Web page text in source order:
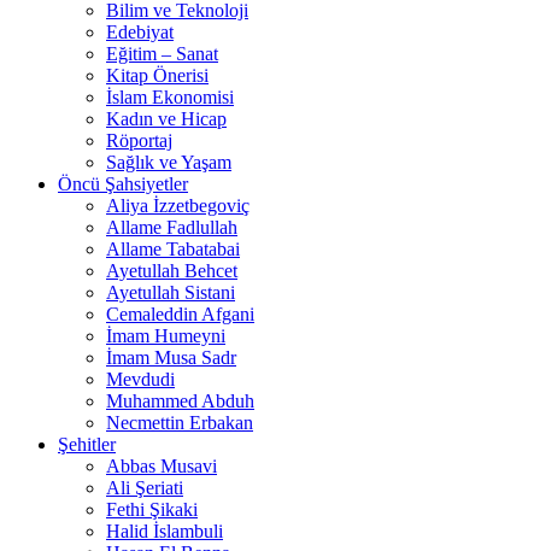
Bilim ve Teknoloji
Edebiyat
Eğitim – Sanat
Kitap Önerisi
İslam Ekonomisi
Kadın ve Hicap
Röportaj
Sağlık ve Yaşam
Öncü Şahsiyetler
Aliya İzzetbegoviç
Allame Fadlullah
Allame Tabatabai
Ayetullah Behcet
Ayetullah Sistani
Cemaleddin Afgani
İmam Humeyni
İmam Musa Sadr
Mevdudi
Muhammed Abduh
Necmettin Erbakan
Şehitler
Abbas Musavi
Ali Şeriati
Fethi Şikaki
Halid İslambuli